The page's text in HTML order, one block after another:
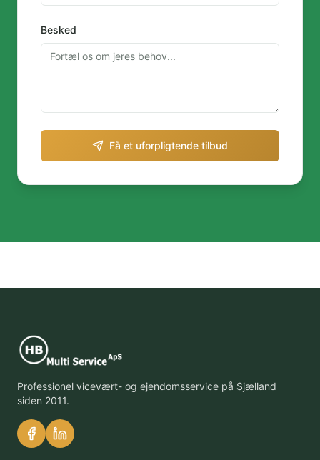
Besked
Få et uforpligtende tilbud
Professionel vicevært- og ejendomsservice på Sjælland
siden 2011.